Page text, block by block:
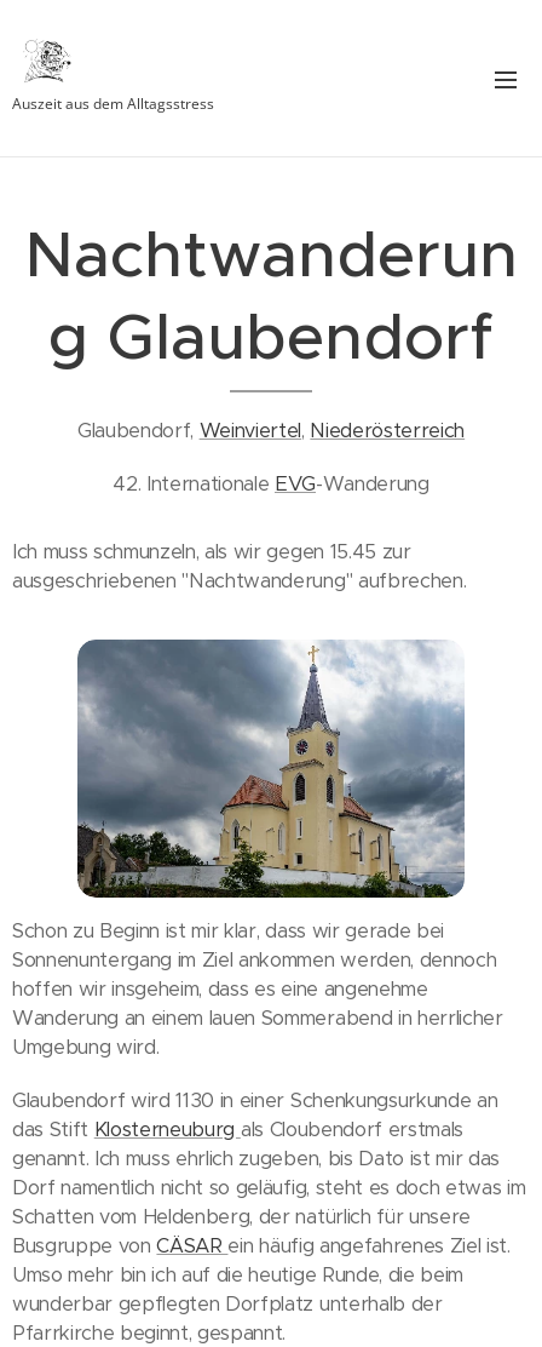
Auszeit aus dem Alltagsstress
Nachtwanderun
g Glaubendorf
Glaubendorf, Weinviertel, Niederösterreich
42. Internationale EVG-Wanderung
Ich muss schmunzeln, als wir gegen 15.45 zur
ausgeschriebenen "Nachtwanderung" aufbrechen.
Schon zu Beginn ist mir klar, dass wir gerade bei
Sonnenuntergang im Ziel ankommen werden, dennoch
hoffen wir insgeheim, dass es eine angenehme
Wanderung an einem lauen Sommerabend in herrlicher
Umgebung wird.
Glaubendorf wird 1130 in einer Schenkungsurkunde an
das Stift Klosterneuburg als Cloubendorf erstmals
genannt. Ich muss ehrlich zugeben, bis Dato ist mir das
Dorf namentlich nicht so geläufig, steht es doch etwas im
Schatten vom Heldenberg, der natürlich für unsere
Busgruppe vonCÄSAR ein häufig angefahrenes Ziel ist.
Umso mehr bin ich auf die heutige Runde, die beim
wunderbar gepflegten Dorfplatz unterhalb der
Pfarrkirche beginnt, gespannt.